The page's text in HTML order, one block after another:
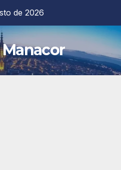
de 2026